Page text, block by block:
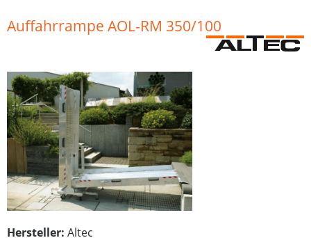
Auffahrrampe AOL-RM 350/100
Hersteller: Altec